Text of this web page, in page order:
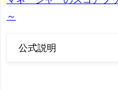
～
公式説明